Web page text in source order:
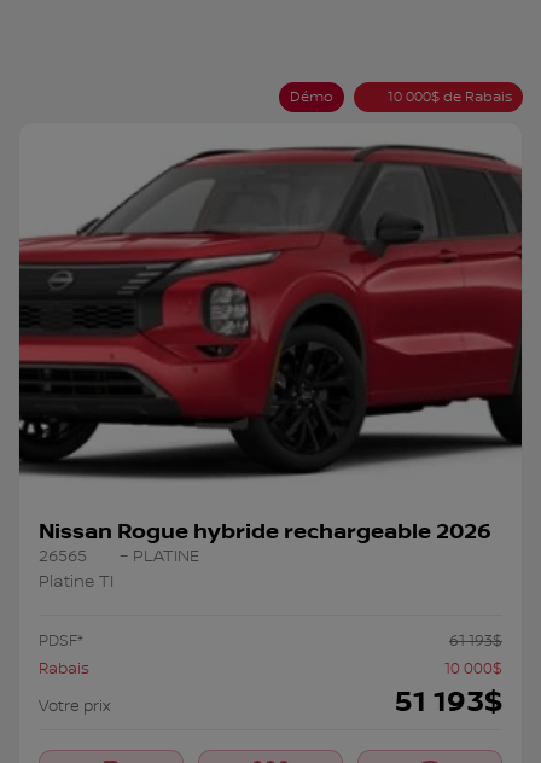
Démo 10 000$ de Rabais
Nissan Rogue hybride rechargeable 2026
26565
– PLATINE
Platine TI
PDSF* 61 193$
Rabais
10 000$
Votre prix
51 193$